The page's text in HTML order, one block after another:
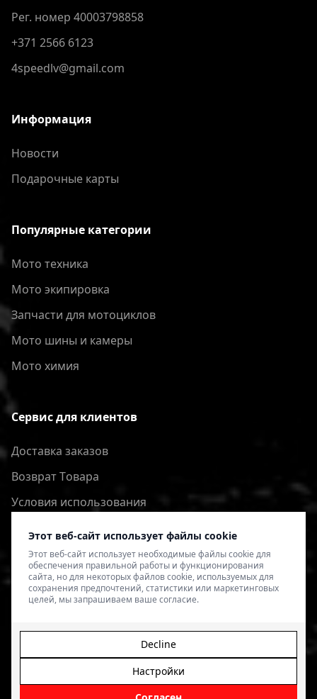
Этот веб-сайт использует файлы cookie
Этот веб-сайт использует необходимые файлы cookie для
обеспечения правильной работы и функционирования
сайта, но для некоторых файлов cookie, используемых для
сохранения предпочтений, статистики или маркетинговых
целей, мы запрашиваем ваше согласие.
Настройки
Decline
Рег. номер 40003798858
+371 2566 6123
4speedlv@gmail.com
Информация
Новости
Подарочные карты
Популярные категории
Мото техника
Мото экипировка
Запчасти для мотоциклов
Мото шины и камеры
Мото химия
Сервис для клиентов
Доставка заказов
Bозврат Tовара
Условия использования
Политика конфиденциальности
© 2026 4SPEED.LV. Visas tiesības aizsargātas.
veikala izveide - Magecode.